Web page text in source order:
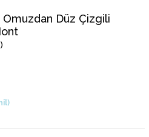
Düz Çizgili